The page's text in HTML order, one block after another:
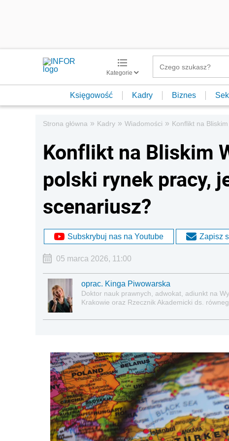
Kategorie
Księgowość Kadry Biznes
Strona główna » Kadry » Wiadomości » Konflikt na
Konflikt na Bliskim
polski rynek pracy,
scenariusz?
Subskrybuj nas na Youtube Zapisz
05 marca 2026, 11:00
oprac. Kinga Piwowarska
Doktor nauk prawnych, adwokat, adiunkt na
Krakowie oraz Rzecznik Akademicki ds.
socjalną.